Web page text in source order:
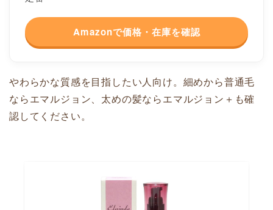
Amazonで価格・在庫を確認
やわらかな質感を目指したい人向け。細めから普通毛
ならエマルジョン、太めの髪ならエマルジョン＋も確
認してください。